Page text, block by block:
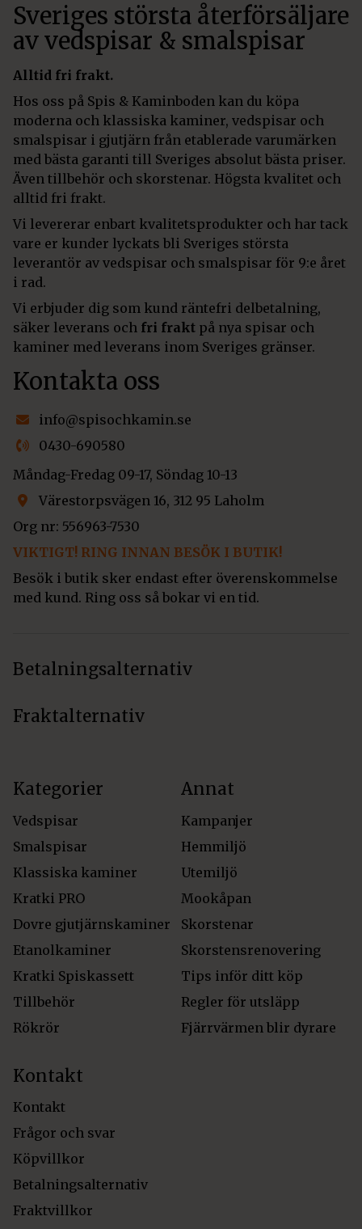
Sveriges största återförsäljare
av vedspisar & smalspisar
Alltid fri frakt.
Hos oss på Spis & Kaminboden kan du köpa
moderna och klassiska kaminer, vedspisar och
smalspisar i gjutjärn från etablerade varumärken
med bästa garanti till Sveriges absolut bästa priser.
Även tillbehör och skorstenar. Högsta kvalitet och
alltid fri frakt.
Vi levererar enbart kvalitetsprodukter och har tack
vare er kunder lyckats bli Sveriges största
leverantör av vedspisar och smalspisar för 9:e året
i rad.
Vi erbjuder dig som kund räntefri delbetalning,
säker leverans och fri frakt på nya spisar och
kaminer med leverans inom Sveriges gränser.
Kontakta oss
info@spisochkamin.se
0430-690580
Måndag-Fredag 09-17, Söndag 10-13
Värestorpsvägen 16, 312 95 Laholm
Org nr: 556963-7530
VIKTIGT! RING INNAN BESÖK I BUTIK!
Besök i butik sker endast efter överenskommelse
med kund. Ring oss så bokar vi en tid.
Betalningsalternativ
Fraktalternativ
Kategorier
Vedspisar
Smalspisar
Klassiska kaminer
Kratki PRO
Dovre gjutjärnskaminer
Etanolkaminer
Kratki Spiskassett
Tillbehör
Rökrör
Annat
Kampanjer
Hemmiljö
Utemiljö
Mookåpan
Skorstenar
Skorstensrenovering
Tips inför ditt köp
Regler för utsläpp
Fjärrvärmen blir dyrare
Kontakt
Kontakt
Frågor och svar
Köpvillkor
Betalningsalternativ
Fraktvillkor